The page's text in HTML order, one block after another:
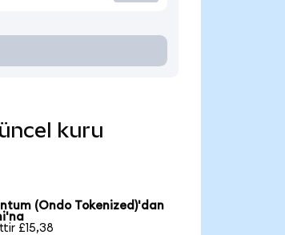
kuru
(Ondo Tokenized)'dan
£15,38